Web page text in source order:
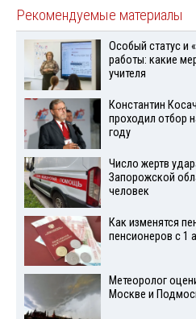
Рекомендуемые материалы
Особый статус и
работы: какие
учителя
Константин
проходил отбор
году
Число жертв
Запорожской
человек
Как изменятся
пенсионеров с 1
Метеоролог
Москве и